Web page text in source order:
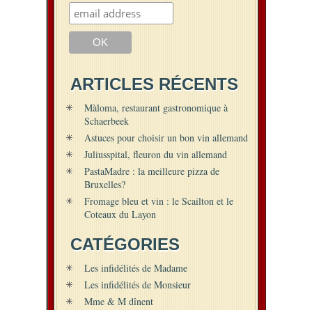
ARTICLES RÉCENTS
Màloma, restaurant gastronomique à
Schaerbeek
Astuces pour choisir un bon vin allemand
Juliusspital, fleuron du vin allemand
PastaMadre : la meilleure pizza de
Bruxelles?
Fromage bleu et vin : le Scailton et le
Coteaux du Layon
CATÉGORIES
Les infidélités de Madame
Les infidélités de Monsieur
Mme & M dînent